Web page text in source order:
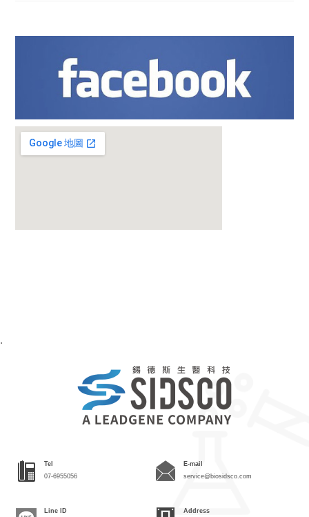
.
Tel
07-6955056
E-mail
service@biosidsco.com
Line ID Address